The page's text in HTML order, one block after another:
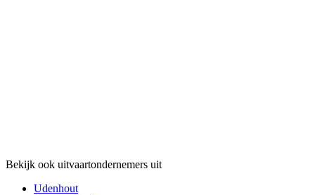
Bekijk ook uitvaartondernemers uit
Udenhout